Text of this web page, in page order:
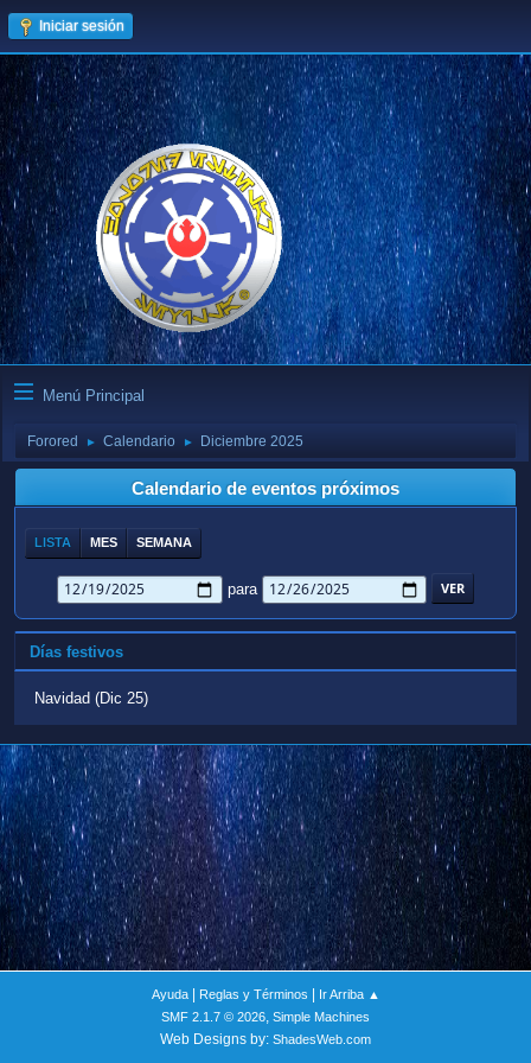
Iniciar sesión
Menú Principal
Forored ► Calendario ► Diciembre 2025
Calendario de eventos próximos
LISTA MES SEMANA
para
Días festivos
Navidad (Dic 25)
Ayuda| Reglas y Términos
Ir Arriba ▲
SMF 2.1.7 © 2026, Simple Machines
Web Designs by: ShadesWeb.com